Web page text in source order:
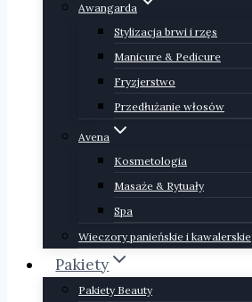
Awangarda
Stylizacja brwi i rzęs
Manicure & Pedicure
Fryzjerstwo
Przedłużanie włosów
Avena
Kosmetologia
Masaże & Rytuały
Spa
Wieczory panieńskie i kawalerskie
Pakiety
Pakiety Beauty